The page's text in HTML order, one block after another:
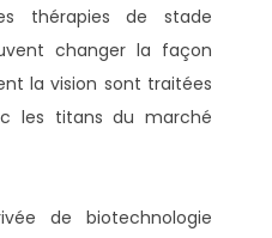
thérapies de stade
changer la façon
la vision sont traitées
les titans du marché
de biotechnologie